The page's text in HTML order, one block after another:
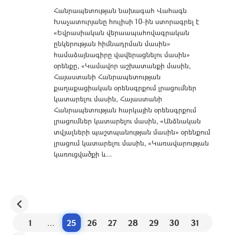
Հանրապետության նախագահ Վահագն
Խաչատուրյանը հուլիսի 10-ին ստորագրել է
«Եվրասիական վերաապահովագրական
ընկերության հիմնադրման մասին»
համաձայնագիրը վավերացնելու մասին»
օրենքը, «Կամավոր աշխատանքի մասին,
Հայաստանի Հանրապետության
քաղաքացիական օրենսգրքում լրացումներ
կատարելու մաuին, Հայաստանի
Հանրապետության հարկային օրենսգրքում
լրացումներ կատարելու մաuին, «Անձնական
տվյալների պաշտպանության մասին» օրենքում
լրացում կատարելու մաuին, «Կառավարության
կառուցվածքի և...
1 ... 25 26 27 28 29 30 31